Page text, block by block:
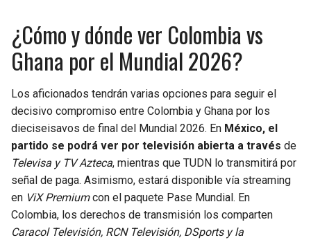
¿Cómo y dónde ver Colombia vs
Ghana por el Mundial 2026?
Los aficionados tendrán varias opciones para seguir el
decisivo compromiso entre Colombia y Ghana por los
dieciseisavos de final del Mundial 2026. En México, el
partido se podrá ver por televisión abierta a través de
Televisa y TV Azteca, mientras que TUDN lo transmitirá por
señal de paga. Asimismo, estará disponible vía streaming
en ViX Premiumcon el paquete Pase Mundial. En
Colombia, los derechos de transmisión los comparten
Caracol Televisión, RCN Televisión, DSports y la